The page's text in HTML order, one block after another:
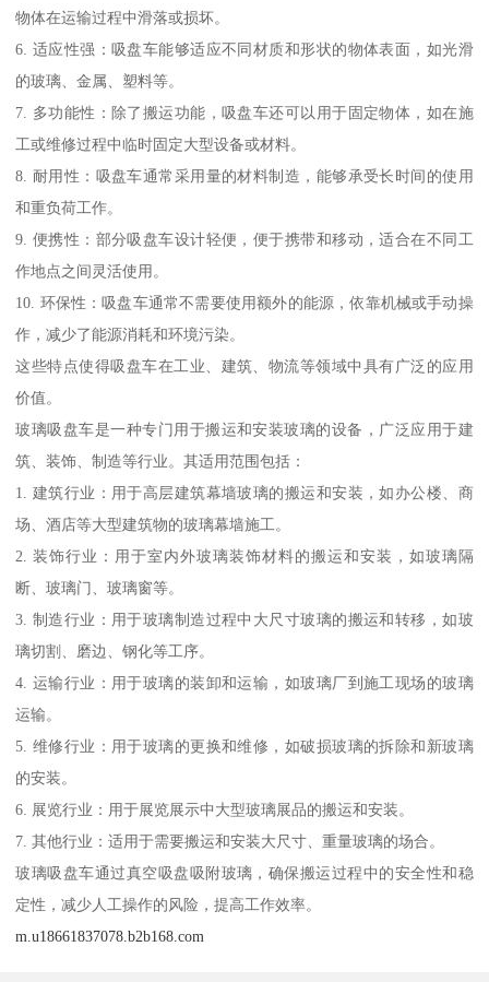
物体在运输过程中滑落或损坏。
6. 适应性强：吸盘车能够适应不同材质和形状的物体表面，如光滑
的玻璃、金属、塑料等。
7. 多功能性：除了搬运功能，吸盘车还可以用于固定物体，如在施
工或维修过程中临时固定大型设备或材料。
8. 耐用性：吸盘车通常采用量的材料制造，能够承受长时间的使用
和重负荷工作。
9. 便携性：部分吸盘车设计轻便，便于携带和移动，适合在不同工
作地点之间灵活使用。
10. 环保性：吸盘车通常不需要使用额外的能源，依靠机械或手动操
作，减少了能源消耗和环境污染。
这些特点使得吸盘车在工业、建筑、物流等领域中具有广泛的应用
价值。
玻璃吸盘车是一种专门用于搬运和安装玻璃的设备，广泛应用于建
筑、装饰、制造等行业。其适用范围包括：
1. 建筑行业：用于高层建筑幕墙玻璃的搬运和安装，如办公楼、商
场、酒店等大型建筑物的玻璃幕墙施工。
2. 装饰行业：用于室内外玻璃装饰材料的搬运和安装，如玻璃隔
断、玻璃门、玻璃窗等。
3. 制造行业：用于玻璃制造过程中大尺寸玻璃的搬运和转移，如玻
璃切割、磨边、钢化等工序。
4. 运输行业：用于玻璃的装卸和运输，如玻璃厂到施工现场的玻璃
运输。
5. 维修行业：用于玻璃的更换和维修，如破损玻璃的拆除和新玻璃
的安装。
6. 展览行业：用于展览展示中大型玻璃展品的搬运和安装。
7. 其他行业：适用于需要搬运和安装大尺寸、重量玻璃的场合。
玻璃吸盘车通过真空吸盘吸附玻璃，确保搬运过程中的安全性和稳
定性，减少人工操作的风险，提高工作效率。
m.u18661837078.b2b168.com